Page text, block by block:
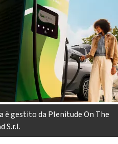
gestito da Plenitude On The
S.r.l.